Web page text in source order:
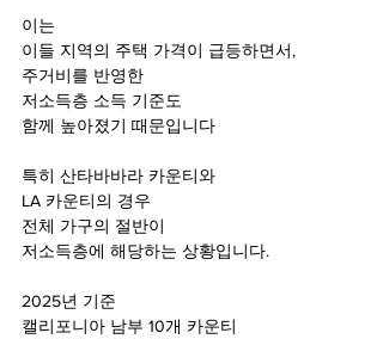
이는
이들 지역의 주택 가격이 급등하면서,
주거비를 반영한
저소득층 소득 기준도
함께 높아졌기 때문입니다
특히 산타바바라 카운티와
LA 카운티의 경우
전체 가구의 절반이
저소득층에 해당하는 상황입니다.
2025년 기준
캘리포니아 남부 10개 카운티